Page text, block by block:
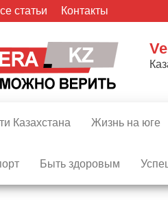
статьи Контакты
Казахстана Жизнь на юге
Быть здоровым